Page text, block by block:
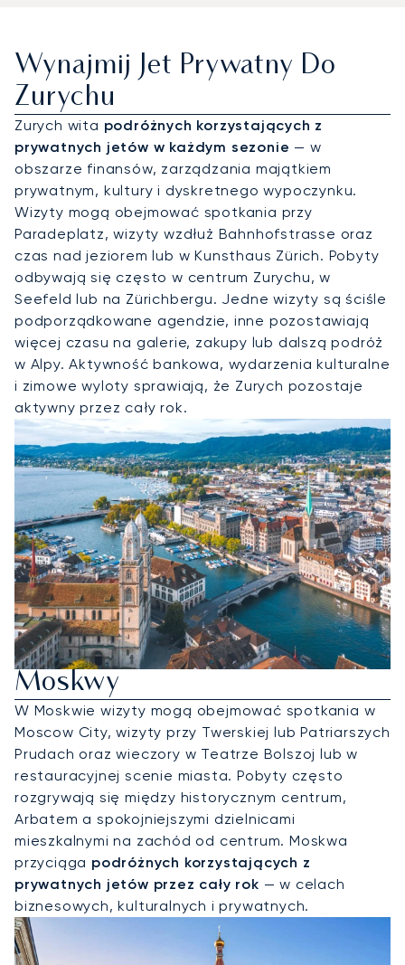
Wynajmij Jet Prywatny Do
Zurychu
Zurych wita podróżnych korzystających z
prywatnych jetów w każdym sezonie — w
obszarze finansów, zarządzania majątkiem
prywatnym, kultury i dyskretnego wypoczynku.
Wizyty mogą obejmować spotkania przy
Paradeplatz, wizyty wzdłuż Bahnhofstrasse oraz
czas nad jeziorem lub w Kunsthaus Zürich. Pobyty
odbywają się często w centrum Zurychu, w
Seefeld lub na Zürichbergu. Jedne wizyty są ściśle
podporządkowane agendzie, inne pozostawiają
więcej czasu na galerie, zakupy lub dalszą podróż
w Alpy. Aktywność bankowa, wydarzenia kulturalne
i zimowe wyloty sprawiają, że Zurych pozostaje
aktywny przez cały rok.
Wyczarteruj Jet Prywatny Do
Moskwy
W Moskwie wizyty mogą obejmować spotkania w
Moscow City, wizyty przy Twerskiej lub Patriarszych
Prudach oraz wieczory w Teatrze Bolszoj lub w
restauracyjnej scenie miasta. Pobyty często
rozgrywają się między historycznym centrum,
Arbatem a spokojniejszymi dzielnicami
mieszkalnymi na zachód od centrum. Moskwa
przyciąga podróżnych korzystających z
prywatnych jetów przez cały rok — w celach
biznesowych, kulturalnych i prywatnych.